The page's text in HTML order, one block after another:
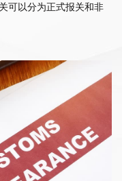
可以分为正式报关和非